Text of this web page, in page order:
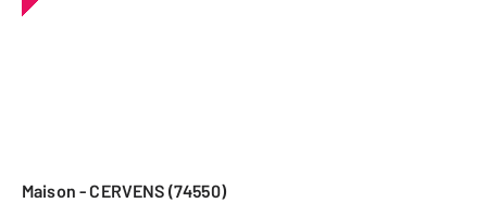
Maison - CERVENS (74550)